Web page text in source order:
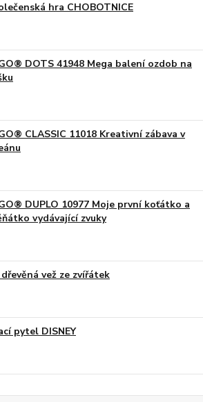
hra CHOBOTNICE
DOTS 41948 Mega balení ozdob na
CLASSIC 11018 Kreativní zábava v
DUPLO 10977 Moje první koťátko a
vydávající zvuky
dřevěná vež ze zvířátek
pytel DISNEY